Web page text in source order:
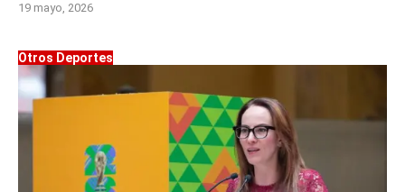
19 mayo, 2026
Otros Deportes